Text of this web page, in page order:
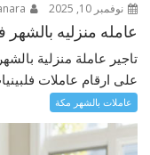
نوفمبر 10, 2025
عامله منزليه بالشهر في مكة
تاجير عاملة منزلية
على ارقام عاملات
عاملات بالشهر مكة